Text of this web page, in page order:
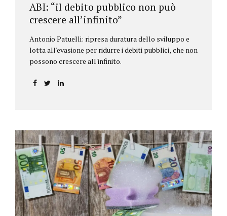
ABI: “il debito pubblico non può
crescere all’infinito”
Antonio Patuelli: ripresa duratura dello sviluppo e
lotta all'evasione per ridurre i debiti pubblici, che non
possono crescere all'infinito.